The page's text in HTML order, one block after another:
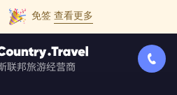
免签 查看更多